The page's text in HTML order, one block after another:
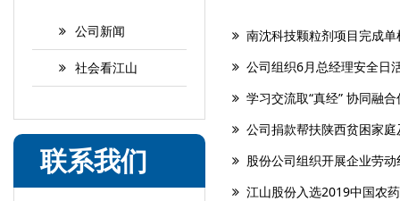
公司新闻
社会看江山
联系我们
南沈科技颗粒剂项目完成
公司组织6月总经理安全日
学习交流取“真经” 协同融
公司捐款帮扶陕西贫困家
股份公司组织开展企业劳
江山股份入选2019中国农